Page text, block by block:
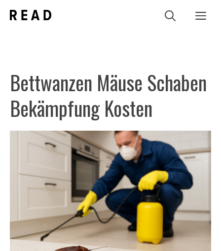
Inhalt
Bettwanzen Mäuse Schaben
Bekämpfung Kosten